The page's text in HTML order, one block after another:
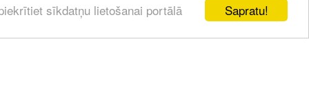
Sapratu!
sīkdatņu lietošanai portālā